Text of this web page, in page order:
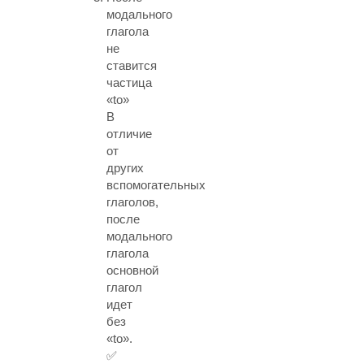
модального
глагола
не
ставится
частица
«to»
В
отличие
от
других
вспомогательных
глаголов,
после
модального
глагола
основной
глагол
идет
без
«to».
✅